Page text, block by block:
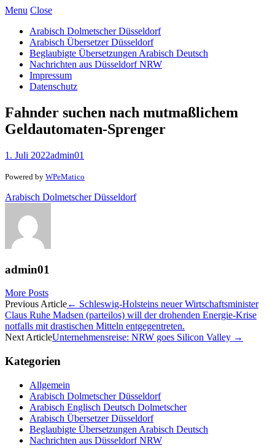
Menu Close
Arabisch Dolmetscher Düsseldorf
Arabisch Übersetzer Düsseldorf
Beglaubigte Übersetzungen Arabisch Deutsch
Nachrichten aus Düsseldorf NRW
Impressum
Datenschutz
Fahnder suchen nach mutmaßlichem
Geldautomaten-Sprenger
1. Juli 2022admin01
Powered by WPeMatico
Arabisch Dolmetscher Düsseldorf
admin01
More Posts
Post
navigation
Previous Article← Schleswig-Holsteins neuer Wirtschaftsminister
Claus Ruhe Madsen (parteilos) will der drohenden Energie-Krise
notfalls mit drastischen Mitteln entgegentreten.
Next ArticleUnternehmensreise: NRW goes Silicon Valley →
Kategorien
Allgemein
Arabisch Dolmetscher Düsseldorf
Arabisch Englisch Deutsch Dolmetscher
Arabisch Übersetzer Düsseldorf
Beglaubigte Übersetzungen Arabisch Deutsch
Nachrichten aus Düsseldorf NRW